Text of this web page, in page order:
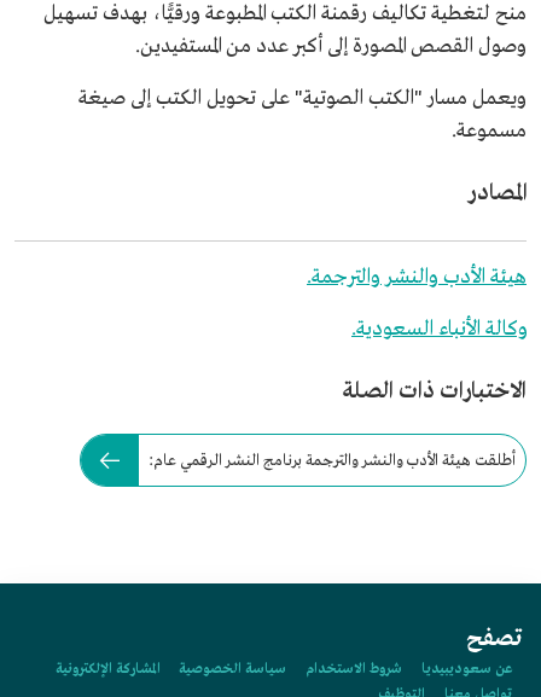
منح لتغطية تكاليف رقمنة الكتب المطبوعة ورقيًّا، بهدف تسهيل
وصول القصص المصورة إلى أكبر عدد من المستفيدين.
ويعمل مسار "الكتب الصوتية" على تحويل الكتب إلى صيغة
مسموعة.
المصادر
هيئة الأدب والنشر والترجمة.
وكالة الأنباء السعودية.
الاختبارات ذات الصلة
أطلقت هيئة الأدب والنشر والترجمة برنامج النشر الرقمي عام:
تصفح
عن سعوديبيديا شروط الاستخدام سياسة الخصوصية
المشاركة الإلكترونية